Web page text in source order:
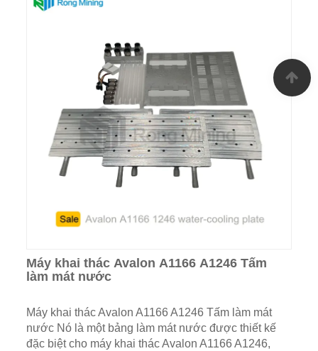
Máy khai thác Avalon A1166 A1246 Tấm
làm mát nước
Máy khai thác Avalon A1166 A1246 Tấm làm mát
nước Nó là một bảng làm mát nước được thiết kế
đặc biệt cho máy khai thác Avalon A1166 A1246,